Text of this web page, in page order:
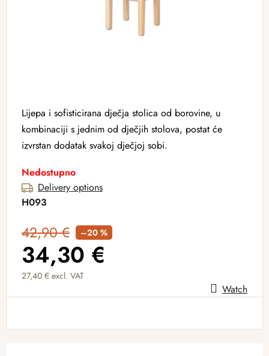
Lijepa i sofisticirana dječja stolica od borovine, u
kombinaciji s jednim od dječjih stolova, postat će
izvrstan dodatak svakoj dječjoj sobi.
Nedostupno
Delivery options
H093
42,90 € –20 %
34,30 €
27,40 € excl. VAT
Measure price: Watch